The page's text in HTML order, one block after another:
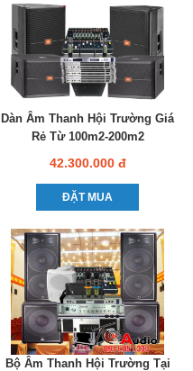
Dàn Âm Thanh Hội Trường Giá
Rẻ Từ 100m2-200m2
42.300.000 đ
ĐẶT MUA
Bộ Âm Thanh Hội Trường Tại